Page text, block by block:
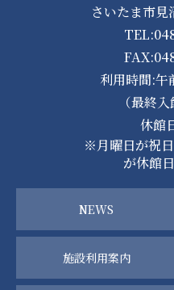
さいたま市
利用時間:午
（最終
休館
※月曜日が祝
が休館
NEWS
施設利用案内